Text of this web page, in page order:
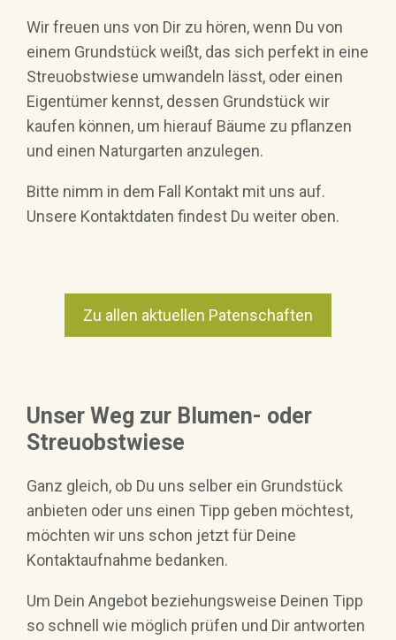
Wir freuen uns von Dir zu hören, wenn Du von
einem Grundstück weißt, das sich perfekt in eine
Streuobstwiese umwandeln lässt, oder einen
Eigentümer kennst, dessen Grundstück wir
kaufen können, um hierauf Bäume zu pflanzen
und einen Naturgarten anzulegen.
Bitte nimm in dem Fall Kontakt mit uns auf.
Unsere Kontaktdaten findest Du weiter oben.
Zu allen aktuellen Patenschaften
Unser Weg zur Blumen- oder
Streuobstwiese
Ganz gleich, ob Du uns selber ein Grundstück
anbieten oder uns einen Tipp geben möchtest,
möchten wir uns schon jetzt für Deine
Kontaktaufnahme bedanken.
Um Dein Angebot beziehungsweise Deinen Tipp
so schnell wie möglich prüfen und Dir antworten